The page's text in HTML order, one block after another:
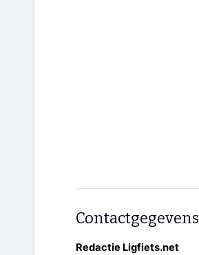
Contactgegevens
Redactie Ligfiets.net